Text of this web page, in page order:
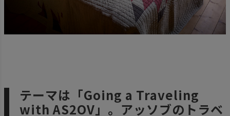
テーマは「Going a Traveling
with AS2OV」。アッソブのトラベ